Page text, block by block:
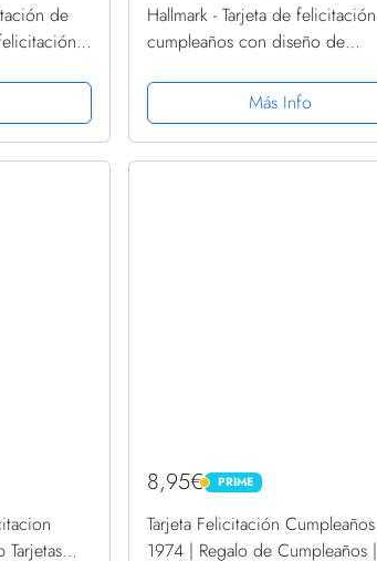
de
con
Hallmark - Tarjeta de
cumpleaños con diseño de
Más Info
8,95€ PRIME
PRIME
Tarjeta Felicitación Cumpleaños
1974 | Regalo de Cumpleaños